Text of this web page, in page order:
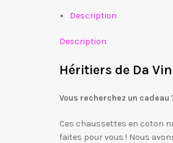
Description
Description
Héritiers de Da
Vous recherchez un cadeau
Ces chaussettes en coton
faites pour vous ! Nous